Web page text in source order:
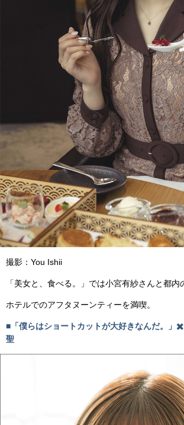
撮影： You Ishii
「美女と、食べる。」では小宮有紗さんと都内
ホテルでのアフタヌーンティーを満喫。
■「僕らはショートカットが大好きなんだ。」✖️
聖